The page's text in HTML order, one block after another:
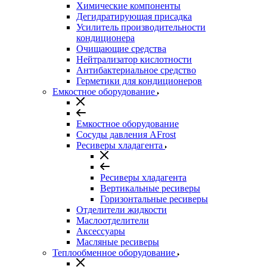
Химические компоненты
Дегидратирующая присадка
Усилитель производительности
кондиционера
Очищающие средства
Нейтрализатор кислотности
Антибактериальное средство
Герметики для кондиционеров
Емкостное оборудование
Емкостное оборудование
Сосуды давления AFrost
Ресиверы хладагента
Ресиверы хладагента
Вертикальные ресиверы
Горизонтальные ресиверы
Отделители жидкости
Маслоотделители
Аксессуары
Масляные ресиверы
Теплообменное оборудование